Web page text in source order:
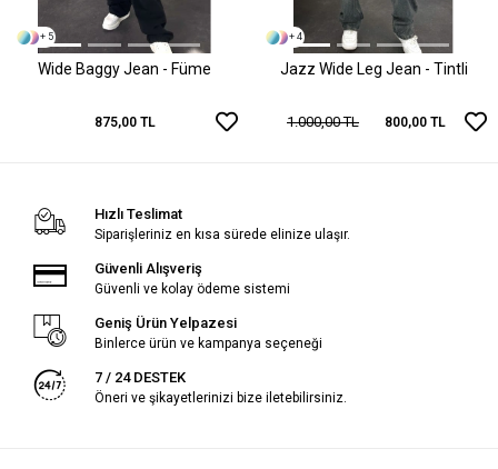
+ 5
Wide Baggy Jean - Füme
875,00 TL
+ 4
Jazz Wide Leg Jean - Tintli
1.000,00 TL 800,00 TL
Hızlı Teslimat
Siparişleriniz en kısa sürede elinize ulaşır.
Güvenli Alışveriş
Güvenli ve kolay ödeme sistemi
Geniş Ürün Yelpazesi
Binlerce ürün ve kampanya seçeneği
7 / 24 DESTEK
Öneri ve şikayetlerinizi bize iletebilirsiniz.